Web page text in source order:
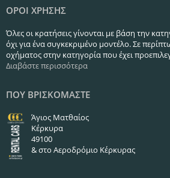
ΟΡΟΙ ΧΡΗΣΗΣ
Όλες οι κρατήσεις γίνονται με βάση την
όχι για ένα συγκεκριμένο μοντέλο. Σε
οχήματος στην κατηγορία που έχει
Διαβάστε περισσότερα
ΠΟΥ ΒΡΙΣΚΟΜΑΣΤΕ
Άγιος Ματθαίος
Κέρκυρα
49100
& στο Αεροδρόμιο Κέρκυρας